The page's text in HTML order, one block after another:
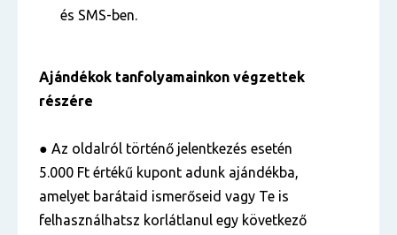
és SMS-ben.
Ajándékok tanfolyamainkon végzettek
részére
● Az oldalról történő jelentkezés esetén
5.000 Ft értékű kupont adunk ajándékba,
amelyet barátaid ismerőseid vagy Te is
felhasználhatsz korlátlanul egy következő